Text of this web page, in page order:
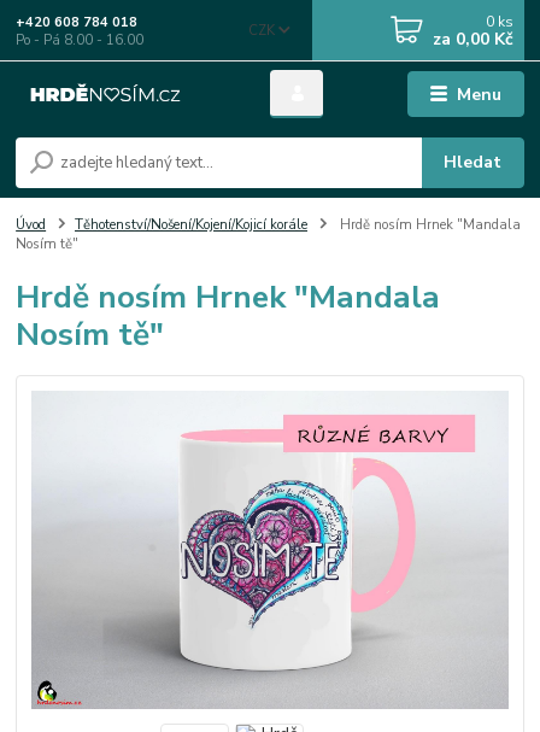
Menu
CZK
Hledat
+420 608 784 018
Po - Pá 8.00 - 16.00
0 ks
za 0,00 Kč
Úvod Těhotenství/Nošení/Kojení/Kojicí korále
Hrdě nosím Hrnek "Mandala
Nosím tě"
Hrdě nosím Hrnek "Mandala
Nosím tě"